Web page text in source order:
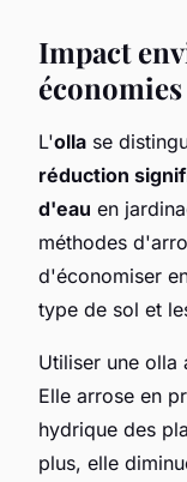
Impact
L'olla se
réduction
d'eau en
méthodes
d'économiser
type de sol et
Utiliser une olla
Elle arrose en
hydrique des
plus, elle